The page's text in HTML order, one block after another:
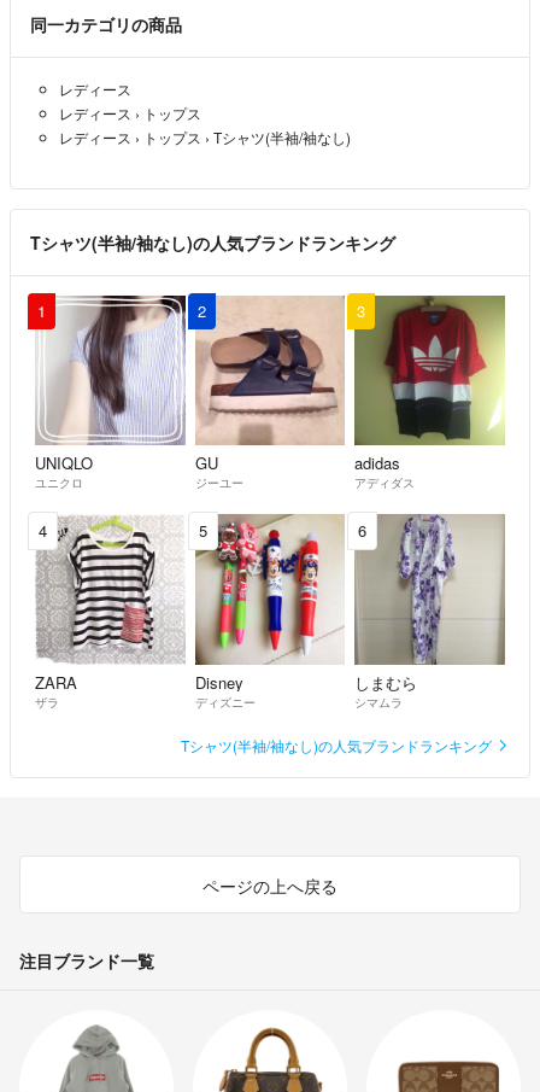
ご覧下さいませ？
さくらママ- 約5年前
身幅と着丈を教えてください。
同一カテゴリの商品
レディース
レディース › トップス
レディース › トップス › Tシャツ(半袖/袖なし)
Tシャツ(半袖/袖なし)の人気ブランドランキング
1
UNIQLO
ユニクロ
2
GU
ジーユー
3
adidas
アディダス
4
ZARA
ザラ
5
Disney
ディズニー
6
しまむら
シマムラ
Tシャツ(半袖/袖なし)の人気ブランドランキング
ページの上へ戻る
注目ブランド一覧